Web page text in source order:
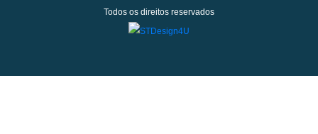
Todos os direitos reservados